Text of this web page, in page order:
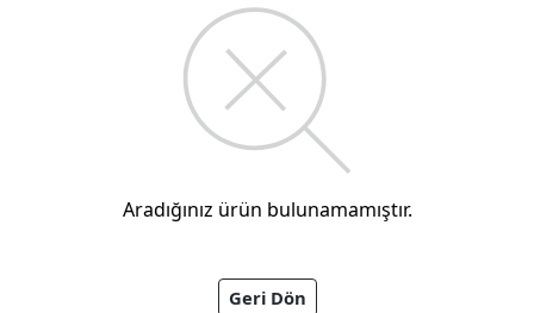
Aradığınız ürün bulunamamıştır.
Geri Dön